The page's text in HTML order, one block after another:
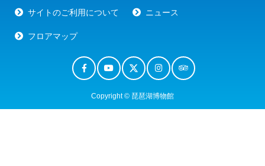
サイトのご利用について ニュース
フロアマップ
Copyright © 琵琶湖博物館